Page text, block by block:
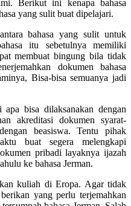
Berikut ini kenapa bahasa
yang sulit buat dipelajari.
bahasa yang sulit untuk
itu sebetulnya memiliki
membuat bingung bila tidak
dokumen bahasa
Bisa-bisa semuanya jadi
bisa dilaksanakan dengan
akreditasi dokumen syarat-
beasiswa. Tentu pihak
buat segera melengkapi
pribadi layaknya ijazah
ke bahasa Jerman.
kuliah di Eropa. Agar tidak
yang perlu terjemahkan